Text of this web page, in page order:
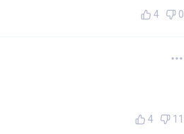
4 0
4 11